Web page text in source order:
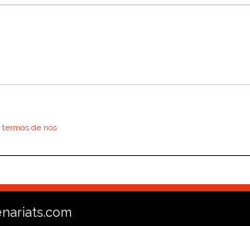
termos de nós